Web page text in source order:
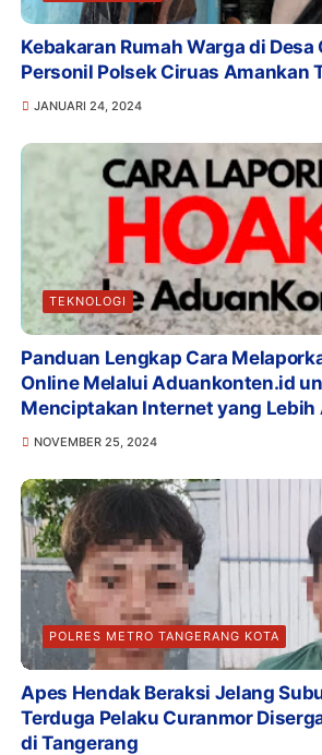
Kebakaran Rumah Warga di Desa
Personil Polsek Ciruas Amankan
JANUARI 24, 2024
TEKNOLOGI
Panduan Lengkap Cara
Online Melalui Aduankonten.id
Menciptakan Internet yang Lebih
NOVEMBER 25, 2024
POLRES METRO TANGERANG KOTA
Apes Hendak Beraksi Jelang
Terduga Pelaku Curanmor
di Tangerang